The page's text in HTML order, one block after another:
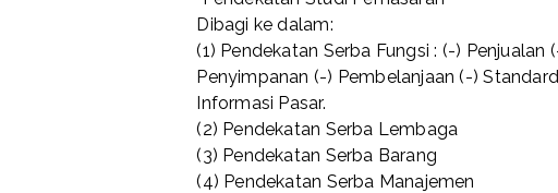
Dibagi ke dalam:
(1) Pendekatan Serba Fungsi : (-)
Penyimpanan (-) Pembelanjaan (-)
Informasi Pasar.
(2) Pendekatan Serba Lembaga
(3) Pendekatan Serba Barang
(4) Pendekatan Serba Manajemen